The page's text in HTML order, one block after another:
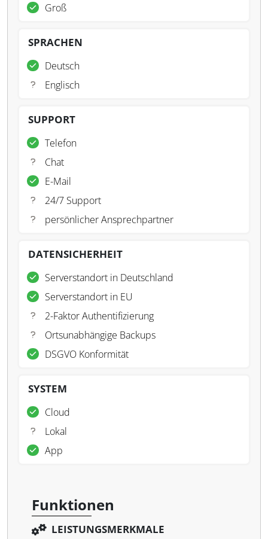
Groß
SPRACHEN
Deutsch
Englisch
SUPPORT
Telefon
Chat
E-Mail
24/7 Support
persönlicher Ansprechpartner
DATENSICHERHEIT
Serverstandort in Deutschland
Serverstandort in EU
2-Faktor Authentifizierung
Ortsunabhängige Backups
DSGVO Konformität
SYSTEM
Cloud
Lokal
App
Funktionen
LEISTUNGSMERKMALE